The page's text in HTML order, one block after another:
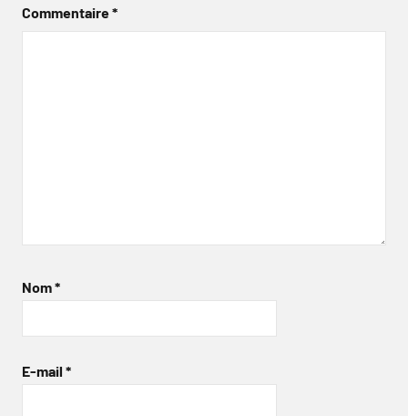
Commentaire*
Nom*
E-mail *